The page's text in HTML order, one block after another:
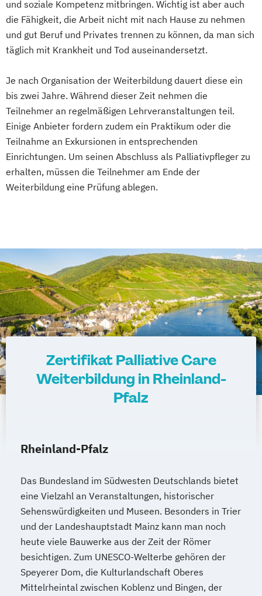
und soziale Kompetenz mitbringen. Wichtig ist aber auch
die Fähigkeit, die Arbeit nicht mit nach Hause zu nehmen
und gut Beruf und Privates trennen zu können, da man sich
täglich mit Krankheit und Tod auseinandersetzt.
Je nach Organisation der Weiterbildung dauert diese ein
bis zwei Jahre. Während dieser Zeit nehmen die
Teilnehmer an regelmäßigen Lehrveranstaltungen teil.
Einige Anbieter fordern zudem ein Praktikum oder die
Teilnahme an Exkursionen in entsprechenden
Einrichtungen. Um seinen Abschluss als Palliativpfleger zu
erhalten, müssen die Teilnehmer am Ende der
Weiterbildung eine Prüfung ablegen.
Zertifikat Palliative Care
Weiterbildung in Rheinland-
Pfalz
Rheinland-Pfalz
Das Bundesland im Südwesten Deutschlands bietet
eine Vielzahl an Veranstaltungen, historischer
Sehenswürdigkeiten und Museen. Besonders in Trier
und der Landeshauptstadt Mainz kann man noch
heute viele Bauwerke aus der Zeit der Römer
besichtigen. Zum UNESCO-Welterbe gehören der
Speyerer Dom, die Kulturlandschaft Oberes
Mittelrheintal zwischen Koblenz und Bingen, der